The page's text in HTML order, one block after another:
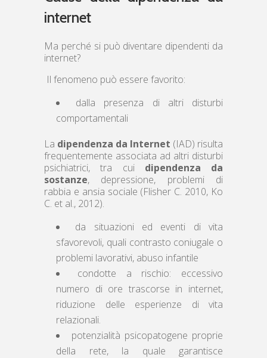
internet
Ma perché si può diventare dipendenti da
internet?
Il fenomeno può essere favorito:
dalla presenza di altri disturbi
comportamentali
La dipendenza da Internet (IAD) risulta
frequentemente associata ad altri disturbi
psichiatrici, tra cuidipendenza da
sostanze, depressione, problemi di
rabbia e ansia sociale (Flisher C. 2010, Ko
C. et al., 2012).
da situazioni ed eventi di vita
sfavorevoli, quali contrasto coniugale o
problemi lavorativi, abuso infantile
condotte a rischio: eccessivo
numero di ore trascorse in internet,
riduzione delle esperienze di vita
relazionali.
potenzialità psicopatogene proprie
della rete, la quale garantisce